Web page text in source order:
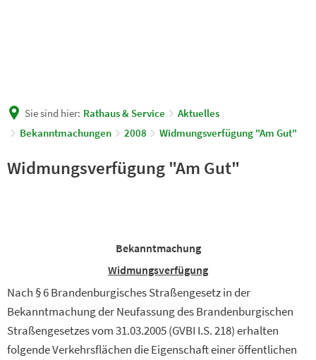
Sie sind hier: Rathaus & Service
Aktuelles
Bekanntmachungen
2008 Widmungsverfügung "Am Gut"
Widmungsverfügung "Am Gut"
Bekanntmachung
Widmungsverfügung
Nach § 6 Brandenburgisches Straßengesetz in der
Bekanntmachung der Neufassung des Brandenburgischen
Straßengesetzes vom 31.03.2005 (GVBI I.S. 218) erhalten
folgende Verkehrsflächen die Eigenschaft einer öffentlichen